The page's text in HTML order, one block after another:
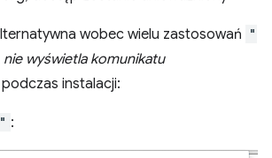
wobec wielu zastosowań "
nie wyświetla komunikatu
podczas instalacji:
: